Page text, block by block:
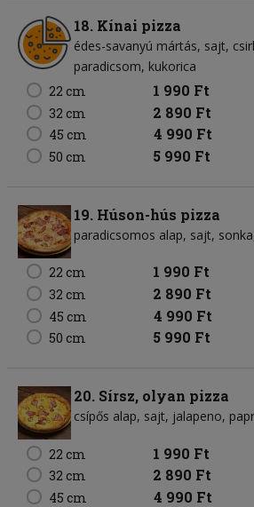
18. Kínai pizza
édes-savanyú mártás sajt
paradicsom kukorica
22 cm
1 990 Ft
32 cm 2 890 Ft
45 cm 4 990 Ft
50 cm 5 990 Ft
19. Húson-hús pizza
paradicsomos alap sajt sonka
22 cm 1 990 Ft
32 cm 2 890 Ft
45 cm 4 990 Ft
50 cm 5 990 Ft
20. Sírsz, olyan pizza
csípős alap sajt jalapeno
22 cm 1 990 Ft
32 cm 2 890 Ft
45 cm 4 990 Ft